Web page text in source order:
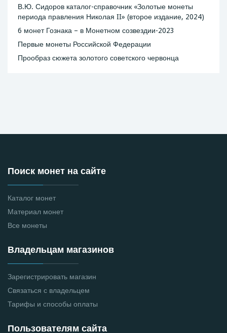
В.Ю. Сидоров каталог-справочник «Золотые монеты
периода правления Николая II» (второе издание, 2024)
6 монет Гознака – в Монетном созвездии-2023
Первые монеты Российской Федерации
Прообраз сюжета золотого советского червонца
Поиск монет на сайте
Каталог монет
Материал монет
Все монеты
Владельцам магазинов
Зарегистрировать магазин
Связаться с владельцем
Тарифы и способы оплаты
Пользователям сайта